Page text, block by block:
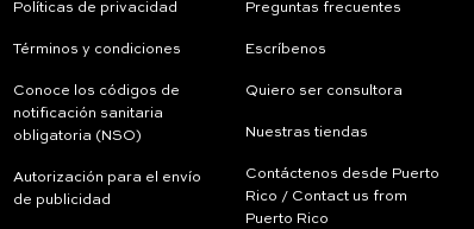
Políticas de privacidad
Términos y condiciones
Conoce los códigos de
notificación sanitaria
obligatoria (NSO)
Autorización para el envío
de publicidad
Preguntas frecuentes
Escríbenos
Quiero ser consultora
Nuestras tiendas
Contáctenos desde Puerto
Rico / Contact us from
Puerto Rico